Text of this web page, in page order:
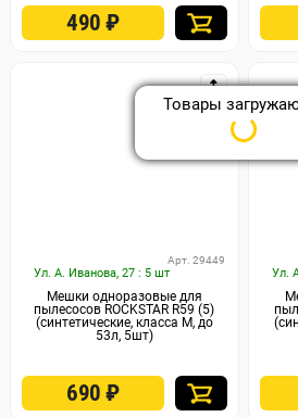
490₽
Ул. А. Иванова, 27 : 5 шт
Арт. 29449
Мешки одноразовые для
пылесосов ROCKSTAR R59 (5)
(синтетические, класса М, до
53л, 5шт)
690₽
Ул.
Товары